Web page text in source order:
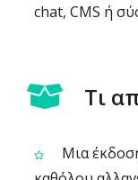
chat, CMS ή
Τι
Μια